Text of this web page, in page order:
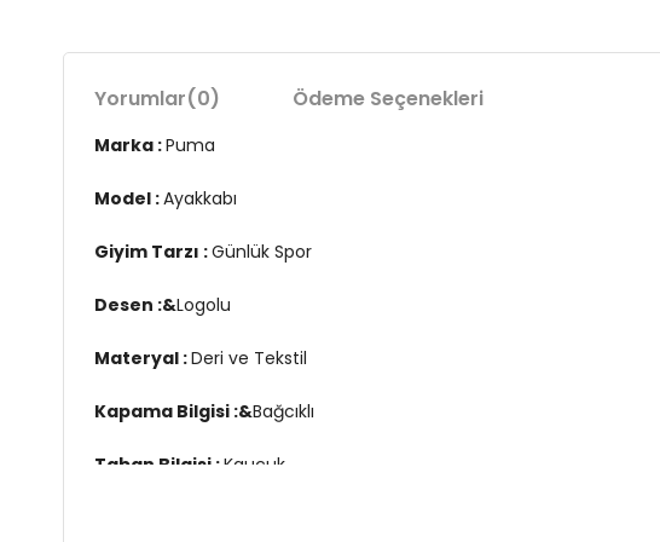
Yorumlar(0) Ödeme Seçenekleri
Marka :Puma
Model :Ayakkabı
Giyim Tarzı :Günlük Spor
Desen :&Logolu
Materyal :Deri ve Tekstil
Kapama Bilgisi :&Bağcıklı
Taban Bilgisi :Kauçuk